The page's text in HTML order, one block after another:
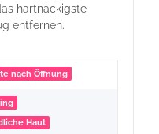
hartnäckigste
entfernen.
nach Öffnung
Haut